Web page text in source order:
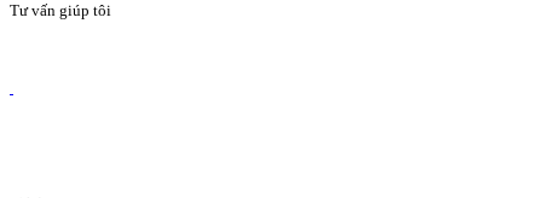
Tư vấn giúp tôi